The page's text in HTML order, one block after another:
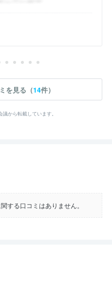
を見る（14件）
から転載しています。
する口コミはありません。